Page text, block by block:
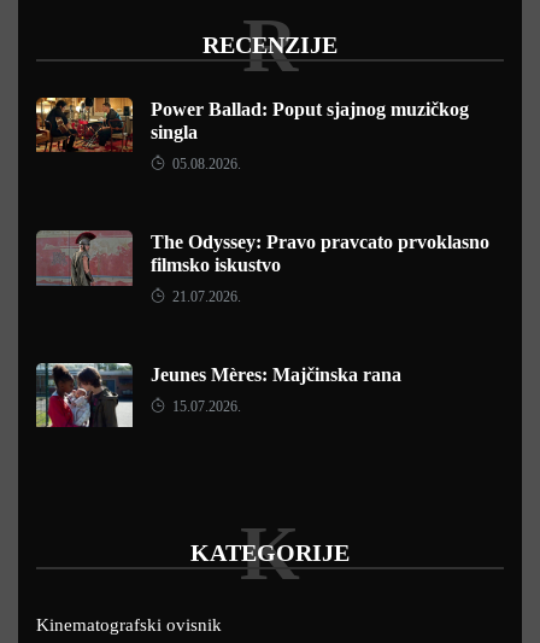
RECENZIJE
R
Power Ballad: Poput sjajnog muzičkog
singla
05.08.2026.
The Odyssey: Pravo pravcato prvoklasno
filmsko iskustvo
21.07.2026.
Jeunes Mères: Majčinska rana
15.07.2026.
KATEGORIJE
K
Kinematografski ovisnik